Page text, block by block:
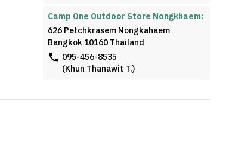
Camp One Outdoor Store Nongkhaem:
626 Petchkrasem Nongkahaem
Bangkok 10160 Thailand
095-456-8535
(Khun Thanawit T.)